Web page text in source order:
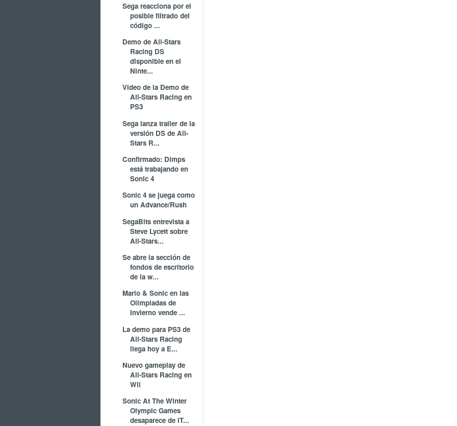
Sega reacciona por el
posible filtrado del
código ...
Demo de All-Stars
Racing DS
disponible en el
Ninte...
Video de la Demo de
All-Stars Racing en
PS3
Sega lanza trailer de la
versión DS de All-
Stars R...
Confirmado: Dimps
está trabajando en
Sonic 4
Sonic 4 se juega como
un Advance/Rush
SegaBits entrevista a
Steve Lycett sobre
All-Stars...
Se abre la sección de
fondos de escritorio
de la w...
Mario & Sonic en las
Olimpiadas de
Invierno vende ...
La demo para PS3 de
All-Stars Racing
llega hoy a E...
Nuevo gameplay de
All-Stars Racing en
Wii
Sonic At The Winter
Olympic Games
desaparece de iT...